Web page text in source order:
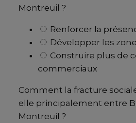
Montreuil ?
Renforcer la
Développer les
Construire plus de
commerciaux
Comment la fracture
elle principalement entre
Montreuil ?